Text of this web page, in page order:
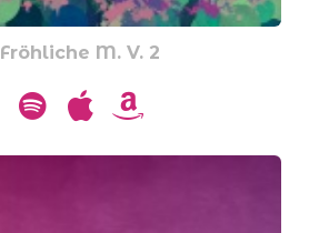
Fröhliche M. V. 2